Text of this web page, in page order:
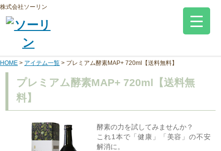
株式会社ソーリン
HOME > アイテム一覧 > プレミアム酵素MAP+ 720ml【送料無料】
プレミアム酵素MAP+ 720ml【送料無
料】
酵素の力を試してみませんか？
これ1本で「健康」「美容」の不安
解消に。